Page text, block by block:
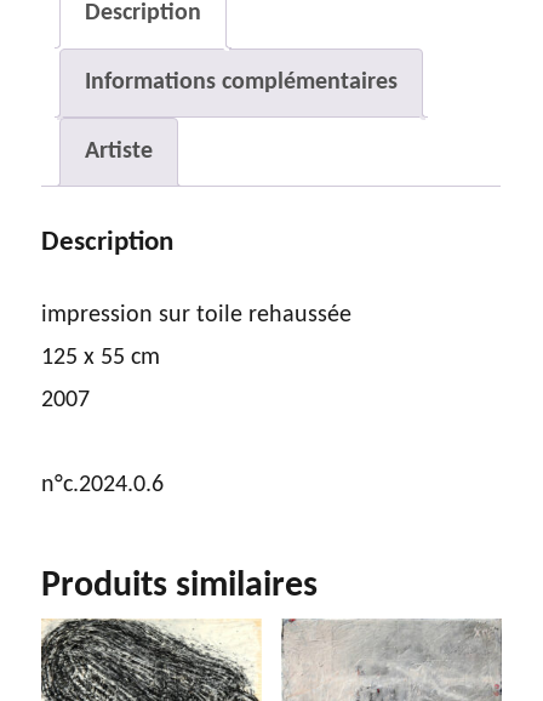
Description
Informations complémentaires
Artiste
Description
impression sur toile rehaussée
125 x 55 cm
2007
n°c.2024.0.6
Produits similaires